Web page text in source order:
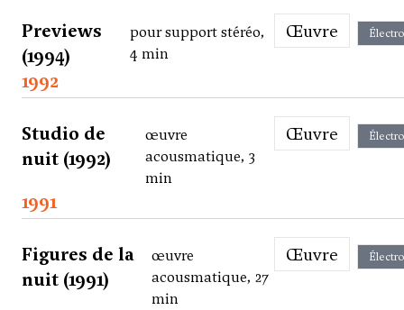
Previews
(1994)
pour support stéréo,
4 min
Œuvre
1992
Studio de
nuit (1992)
œuvre
acousmatique, 3
min
Œuvre
1991
Figures de la
nuit (1991)
œuvre
acousmatique, 27
min
Œuvre